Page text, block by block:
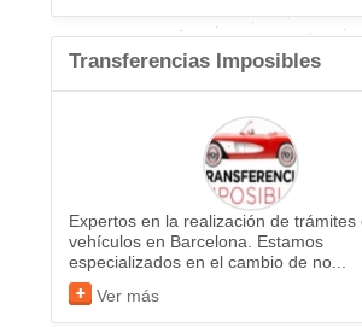
Transferencias Imposibles
Expertos en la realización de trámites
vehículos en Barcelona. Estamos
especializados en el cambio de no...
Ver más